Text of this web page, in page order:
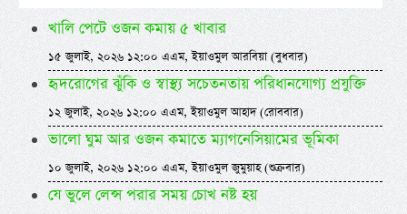
খালি পেটে ওজন কমায় ৫ খাবার
১৫ জুলাই, ২০২৬ ১২:০০ এএম, ইয়াওমুল আরবিয়া (বুধবার)
হৃদরোগের ঝুঁকি ও স্বাস্থ্য সচেতনতায় পরিধানযোগ্য প্রযুক্তি
১২ জুলাই, ২০২৬ ১২:০০ এএম, ইয়াওমুল আহাদ (রোববার)
ভালো ঘুম আর ওজন কমাতে ম্যাগনেসিয়ামের ভূমিকা
১০ জুলাই, ২০২৬ ১২:০০ এএম, ইয়াওমুল জুমুয়াহ (শুক্রবার)
যে ভুলে লেন্স পরার সময় চোখ নষ্ট হয়